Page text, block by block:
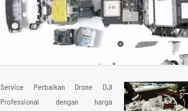
Service Perbaikan Drone DJI
Professional dengan harga